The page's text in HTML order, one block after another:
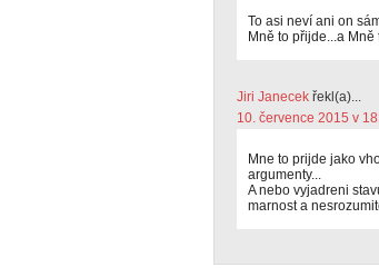
To asi neví ani on
Mně to přijde...a
Jiri Janecek řekl(a)...
10. července 2015 v
Mne to prijde jako
argumenty...
A nebo vyjadreni
marnost a